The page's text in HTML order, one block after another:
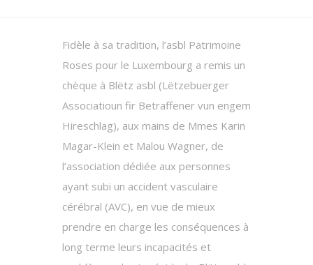
Fidèle à sa tradition, l’asbl Patrimoine
Roses pour le Luxembourg a remis un
chèque à Blëtz asbl (Lëtzebuerger
Associatioun fir Betraffener vun engem
Hireschlag), aux mains de Mmes Karin
Magar-Klein et Malou Wagner, de
l’association dédiée aux personnes
ayant subi un accident vasculaire
cérébral (AVC), en vue de mieux
prendre en charge les conséquences à
long terme leurs incapacités et